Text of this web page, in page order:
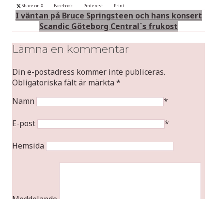
Share on X Facebook Pinterest Print
I väntan på Bruce Springsteen och hans konsert
Scandic Göteborg Central´s frukost
Lämna en kommentar
Din e-postadress kommer inte publiceras.
Obligatoriska fält är märkta*
Namn
*
E-post *
Hemsida